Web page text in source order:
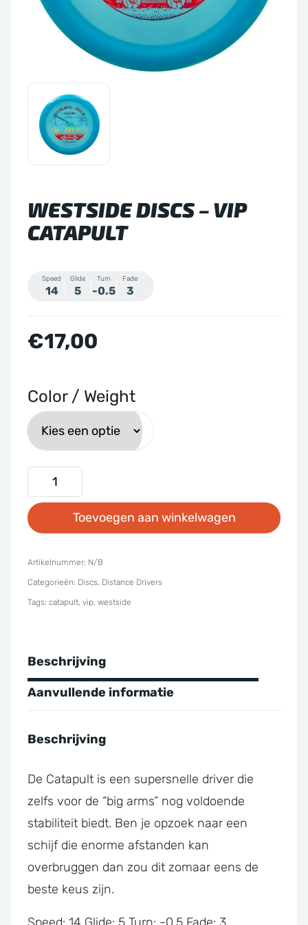
64
Sacs
WESTSIDE DISCS – VIP
CATAPULT
Speed
14
Glide
5
Turn
-0.5
Fade
3
€17,00
Color / Weight
Westside
Discs
-
Catapult
aantal
Toevoegen aan winkelwagen
Artikelnummer: N/B
Categorieën: Discs, Distance Drivers
Tags: catapult, vip, westside
Beschrijving
Aanvullende informatie
Beschrijving
De Catapult is een supersnelle driver die
zelfs voor de “big arms” nog voldoende
stabiliteit biedt. Ben je opzoek naar een
schijf die enorme afstanden kan
overbruggen dan zou dit zomaar eens de
beste keus zijn.